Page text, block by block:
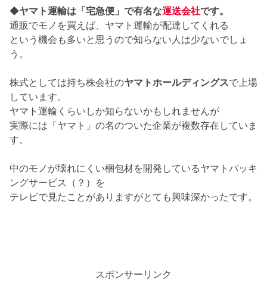
◆ヤマト運輸は「宅急便」で有名な運送会社です。
通販でモノを買えば、ヤマト運輸が配達してくれる
という機会も多いと思うので知らない人は少ないでしょ
う。
株式としては持ち株会社のヤマトホールディングスで上場
しています。
ヤマト運輸くらいしか知らないかもしれませんが
実際には「ヤマト」の名のついた企業が複数存在していま
す。
中のモノが壊れにくい梱包材を開発しているヤマトパッキ
ングサービス（？）を
テレビで見たことがありますがとても興味深かったです。
スポンサーリンク